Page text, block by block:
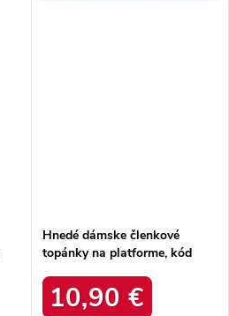
Hnedé dámske členkové
topánky na platforme, kód
10,90 €